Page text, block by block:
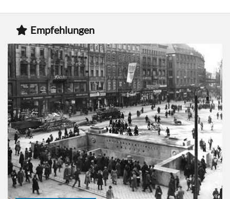
Empfehlungen